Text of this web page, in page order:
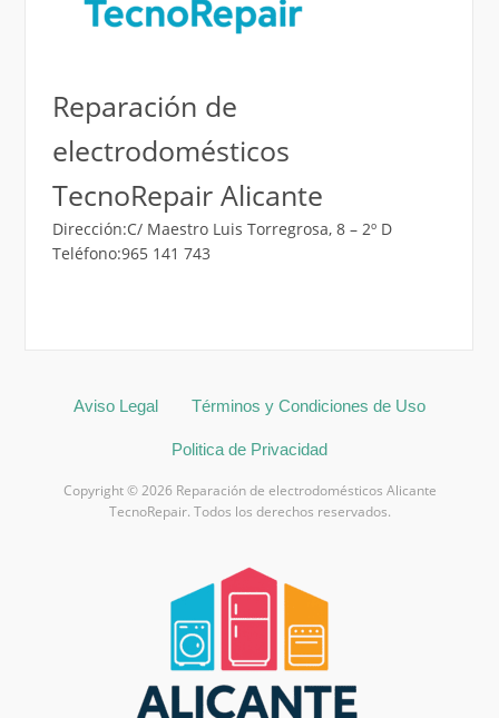
Reparación de
electrodomésticos
TecnoRepair Alicante
Dirección:C/ Maestro Luis Torregrosa, 8 – 2º D
Teléfono:965 141 743
Aviso Legal Términos y Condiciones de Uso
Politica de Privacidad
Copyright © 2026 Reparación de electrodomésticos Alicante
TecnoRepair. Todos los derechos reservados.